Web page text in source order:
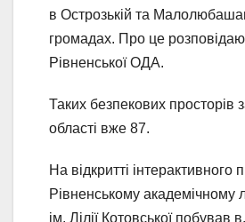
в Острозькій та
громадах. Про це
Рівненської ОДА.
Таких безпекових просторів
області вже 87.
На відкритті інтерактивного
Рівненському академічному
ім. Лілії Котовської